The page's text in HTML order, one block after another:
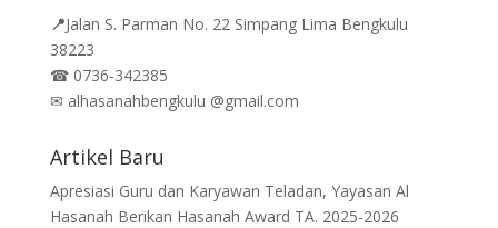
📍Jalan S. Parman No. 22 Simpang Lima Bengkulu
38223
☎0736-342385
✉ alhasanahbengkulu @gmail.com
Artikel Baru
Apresiasi Guru dan Karyawan Teladan, Yayasan Al
Hasanah Berikan Hasanah Award TA. 2025-2026